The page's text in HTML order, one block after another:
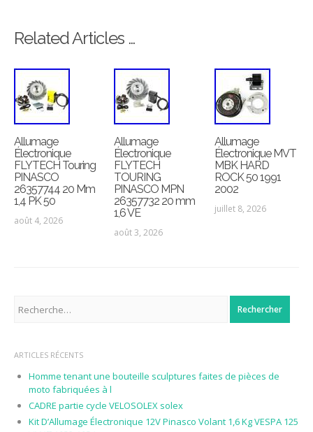
Related Articles …
Allumage
Électronique
FLYTECH Touring
PINASCO
26357744 20 Mm
1,4 PK 50
août 4, 2026
Allumage
Électronique
FLYTECH
TOURING
PINASCO MPN
26357732 20 mm
1,6 VE
août 3, 2026
Allumage
Électronique MVT
MBK HARD
ROCK 50 1991
2002
juillet 8, 2026
ARTICLES RÉCENTS
Homme tenant une bouteille sculptures faites de pièces de
moto fabriquées à l
CADRE partie cycle VELOSOLEX solex
Kit D’Allumage Électronique 12V Pinasco Volant 1,6 Kg VESPA 125